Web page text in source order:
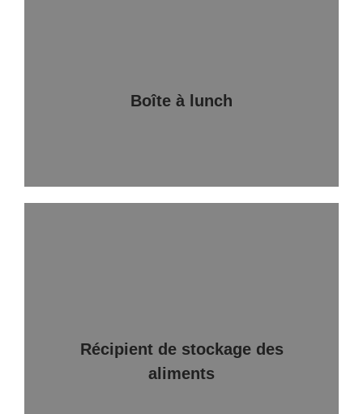
Boîte à lunch
Récipient de stockage des
aliments